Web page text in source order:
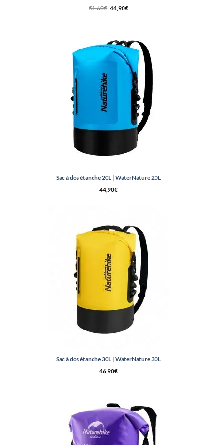
51,60€ Le
prix
44,90€Le
Sac à dos étanche 20L | WaterNature 20L
44,90€
Sac à dos étanche 30L | WaterNature 30L
46,90€